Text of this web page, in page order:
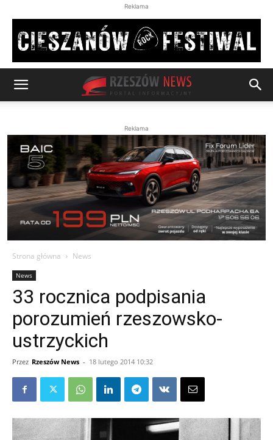
Reklama
Reklama
Strona główna News
News
33 rocznica podpisania
porozumień rzeszowsko-
ustrzyckich
Przez Rzeszów News - 18 lutego 2014 10:32